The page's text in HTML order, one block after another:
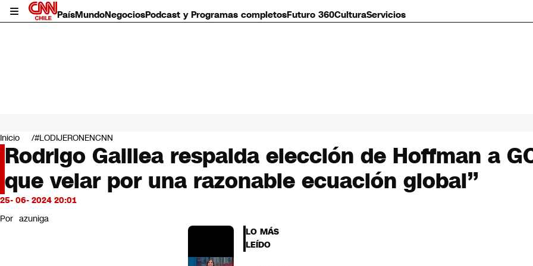
PaísMundoNegociosPodcast y Programas completosFuturo 360CulturaServicios
Mundo
Negocios
Deportes
Programas completos
Cultura
Servicios
CNN Data
Inicio #LODIJERONENCNN
Rodrigo Galilea respalda elección de Hoffman a
que velar por una razonable ecuación global”
25- 06- 2024 20:01
Por azuniga
LO MÁS
LEÍDO